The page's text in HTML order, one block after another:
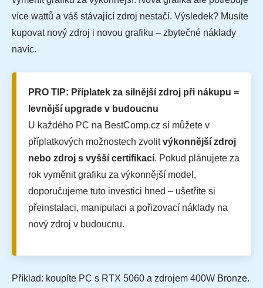
více wattů a váš stávající zdroj nestačí. Výsledek? Musíte
kupovat nový zdroj i novou grafiku – zbytečné náklady
navíc.
PRO TIP: Příplatek za silnější zdroj při nákupu =
levnější upgrade v budoucnu
U každého PC na BestComp.cz si můžete v
příplatkových možnostech zvolitvýkonnější zdroj
nebo zdroj s vyšší certifikací. Pokud plánujete za
rok vyměnit grafiku za výkonnější model,
doporučujeme tuto investici hned – ušetříte si
přeinstalaci, manipulaci a pořizovací náklady na
nový zdroj v budoucnu.
Příklad: koupíte PC s RTX 5060 a zdrojem 400W Bronze.